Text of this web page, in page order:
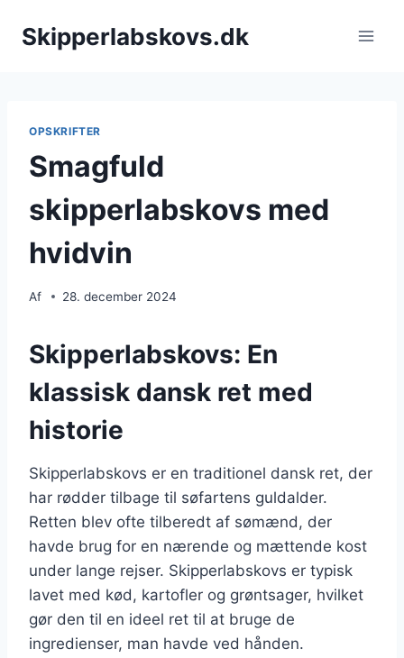
Skipperlabskovs.dk
OPSKRIFTER
Smagfuld
skipperlabskovs med
hvidvin
Af 28. december 2024
Skipperlabskovs: En
klassisk dansk ret med
historie
Skipperlabskovs er en traditionel dansk ret, der
har rødder tilbage til søfartens guldalder.
Retten blev ofte tilberedt af sømænd, der
havde brug for en nærende og mættende kost
under lange rejser. Skipperlabskovs er typisk
lavet med kød, kartofler og grøntsager, hvilket
gør den til en ideel ret til at bruge de
ingredienser, man havde ved hånden.